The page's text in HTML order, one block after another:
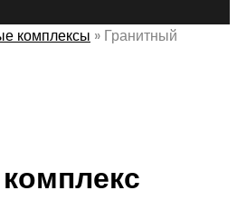
комплексы » Гранитный